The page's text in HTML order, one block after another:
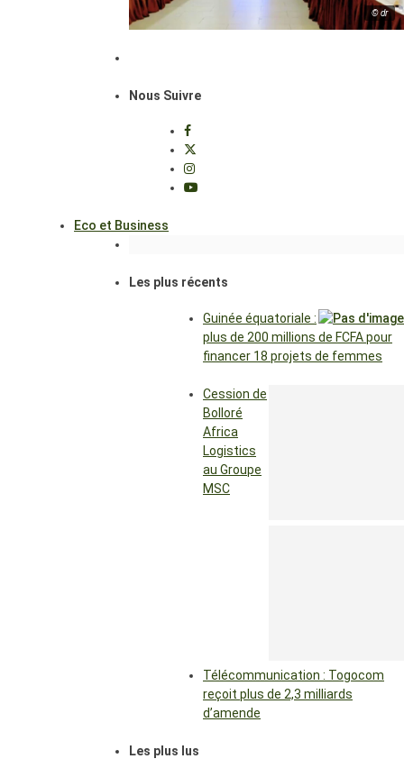
© dr
Nous Suivre
Eco et Business
Les plus récents
Guinée équatoriale :
plus de 200 millions de FCFA pour
financer 18 projets de femmes
Cession de
Bolloré
Africa
Logistics
au Groupe
MSC
Télécommunication : Togocom
reçoit plus de 2,3 milliards
d’amende
Les plus lus